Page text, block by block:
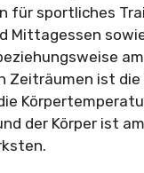
für sportliches
Mittagessen
Zeiträumen ist
der Körper ist am